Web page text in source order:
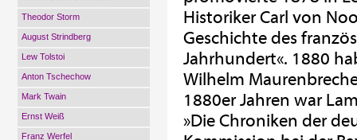
Theodor Storm
August Strindberg
Lew Tolstoi
Anton Tschechow
Mark Twain
Ernst Weiß
Franz Werfel
Historiker Carl von
Geschichte des
Jahrhundert«. 1880
Wilhelm
1880er Jahren war
»Die Chroniken der